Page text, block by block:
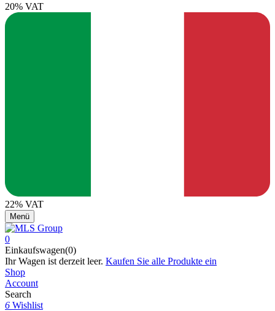
20% VAT
22% VAT
Menü
0
Einkaufswagen(0)
Ihr Wagen ist derzeit leer. Kaufen Sie alle Produkte ein
Shop
Account
Search
6 Wishlist